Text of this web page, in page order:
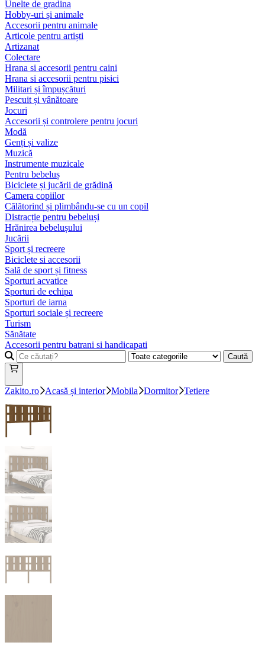
Unelte de gradina
Hobby-uri și animale
Accesorii pentru animale
Articole pentru artiști
Artizanat
Colectare
Hrana si accesorii pentru caini
Hrana si accesorii pentru pisici
Militari și împușcături
Pescuit și vânătoare
Jocuri
Accesorii și controlere pentru jocuri
Modă
Genți și valize
Muzică
Instrumente muzicale
Pentru bebeluș
Biciclete și jucării de grădină
Camera copiilor
Călătorind și plimbându-se cu un copil
Distracție pentru bebeluși
Hrănirea bebelușului
Jucării
Sport și recreere
Biciclete si accesorii
Sală de sport și fitness
Sporturi acvatice
Sporturi de echipa
Sporturi de iarna
Sporturi sociale și recreere
Turism
Sănătate
Accesorii pentru batrani si handicapati
Caută
Zakito.ro Acasă și interior Mobila Dormitor Tetiere